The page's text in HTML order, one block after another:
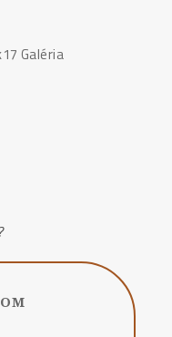
Galéria